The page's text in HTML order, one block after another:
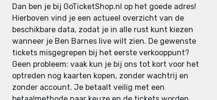
Dan ben je bij GoTicketShop.nl op het goede adres!
Hierboven vind je een actueel overzicht van de
beschikbare data, zodat je in alle rust kunt kiezen
wanneer je Ben Barnes live wilt zien. De gewenste
tickets misgegrepen bij het eerste verkooppunt?
Geen probleem: vaak kun je bij ons tot kort voor het
optreden nog kaarten kopen, zonder wachtrij en
zonder account. Je betaalt veilig met een